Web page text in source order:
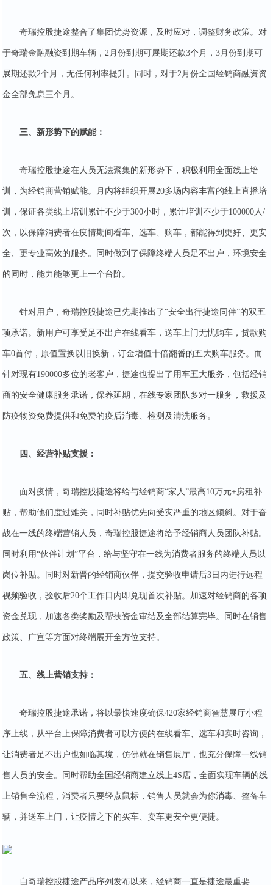
奇瑞控股捷途整合了集团优势资源，及时应对，调整财务政策。对
于奇瑞金融融资到期车辆，2月份到期可展期还款3个月，3月份到期可
展期还款2个月，无任何利率提升。同时，对于2月份全国经销商融资资
金全部免息三个月。
三、新形势下的赋能：
奇瑞控股捷途在人员无法聚集的新形势下，积极利用全面线上培
训，为经销商营销赋能。月内将组织开展20多场内容丰富的线上直播培
训，保证各类线上培训累计不少于300小时，累计培训不少于100000人/
次，以保障消费者在疫情期间看车、选车、购车，都能得到更好、更安
全、更专业高效的服务。同时做到了保障终端人员足不出户，环境安全
的同时，能力能够更上一个台阶。
针对用户，奇瑞控股捷途已先期推出了“安全出行捷途同伴”的双五
项承诺。新用户可享受足不出户在线看车，送车上门无忧购车，贷款购
车0首付，原值置换以旧换新，订金增值十倍翻番的五大购车服务。而
针对现有190000多位的老客户，捷途也提出了用车五大服务，包括经销
商的安全健康服务承诺，保养延期，在线专家团队多对一服务，救援及
防疫物资免费提供和免费的疫后消毒、检测及清洗服务。
四、经营补贴支援：
面对疫情，奇瑞控股捷途将给与经销商“家人”最高10万元+房租补
贴，帮助他们度过难关，同时补贴优先向受灾严重的地区倾斜。对于奋
战在一线的终端营销人员，奇瑞控股捷途将给予经销商人员团队补贴。
同时利用“伙伴计划”平台，给与坚守在一线为消费者服务的终端人员以
岗位补贴。同时对新晋的经销商伙伴，提交验收申请后3日内进行远程
视频验收，验收后20个工作日内即兑现首次补贴。加速对经销商的各项
资金兑现，加速各类奖励及帮扶资金审结及全部结算完毕。同时在销售
政策、广宣等方面对终端展开全方位支持。
五、线上营销支持：
奇瑞控股捷途承诺，将以最快速度确保420家经销商智慧展厅小程
序上线，从平台上保障消费者可以方便的在线看车、选车和实时咨询，
让消费者足不出户也如临其境，仿佛就在销售展厅，也充分保障一线销
售人员的安全。同时帮助全国经销商建立线上4S店，全面实现车辆的线
上销售全流程，消费者只要轻点鼠标，销售人员就会为你消毒、整备车
辆，并送车上门，让疫情之下的买车、卖车更安全更便捷。
自奇瑞控股捷途产品序列发布以来，经销商一直是捷途最重要